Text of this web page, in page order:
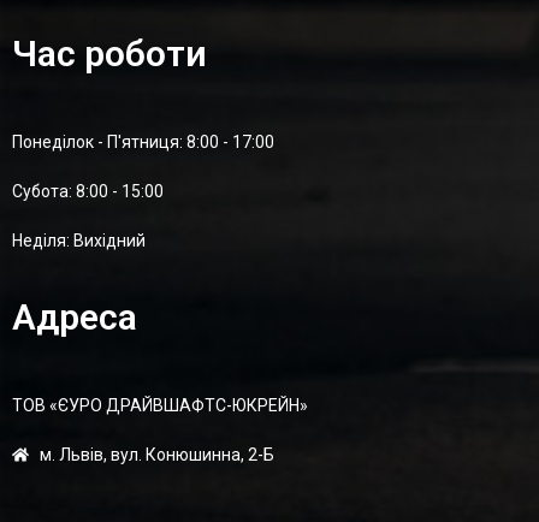
Час роботи
Понеділок - П'ятниця: 8:00 - 17:00
Суботa: 8:00 - 15:00
Неділя: Вихідний
Адреса
ТОВ «ЄУРО ДРАЙВШАФТC-ЮКРЕЙН»
м. Львів, вул. Конюшинна, 2-Б